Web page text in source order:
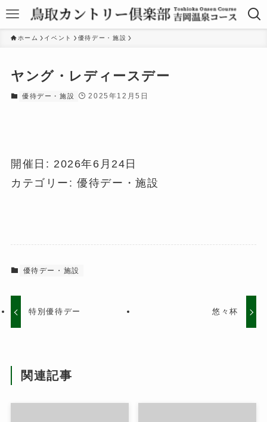
ホーム イベント 優待デー・施設
ヤング・レディースデー
優待デー・施設 2025年12月5日
開催日: 2026年6月24日
カテゴリー:優待デー・施設
優待デー・施設
特別優待デー 悠々杯
関連記事